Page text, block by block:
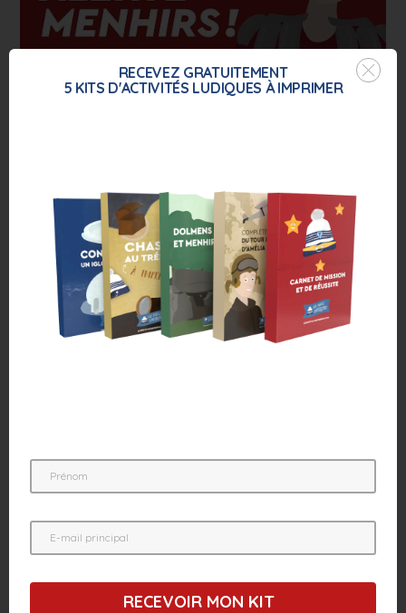
Cette semaine Clem et Mumu m’ont emmené
Bretagnecar je me posais beaucoup de
questions sur lesmenhirs! Il paraît qu’on en
trouve beaucoup dans cette région…
Mais savais-tu qu’on retrouve des menhirs
dans le monde entier ? Ils sont en réalité bien
des Machines de l’île – Nantes –
🇫🇷 FR 01
Cette semaine, je vais te parler des Machines
nous avons pris l’avion pour la France afin
RECEVEZ GRATUITEMENT
5 KITS D'ACTIVITÉS LUDIQUES À IMPRIMER
RECEVOIR MON KIT